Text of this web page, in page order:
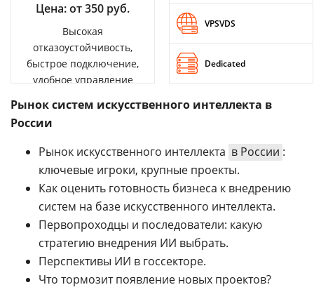
Цена: от 350 руб.
Высокая
отказоустойчивость,
быстрое подключение,
удобное управление
VPSVDS
Dedicated
Рынок систем искусственного интеллекта в
России
Рынок искусственного интеллекта в России :
ключевые игроки, крупные проекты.
Как оценить готовность бизнеса к внедрению
систем на базе искусственного интеллекта.
Первопроходцы и последователи: какую
стратегию внедрения ИИ выбрать.
Перспективы ИИ в госсекторе.
Что тормозит появление новых проектов?